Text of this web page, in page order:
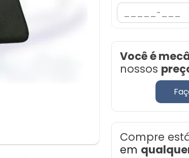
Você é
nossos
Compre
em